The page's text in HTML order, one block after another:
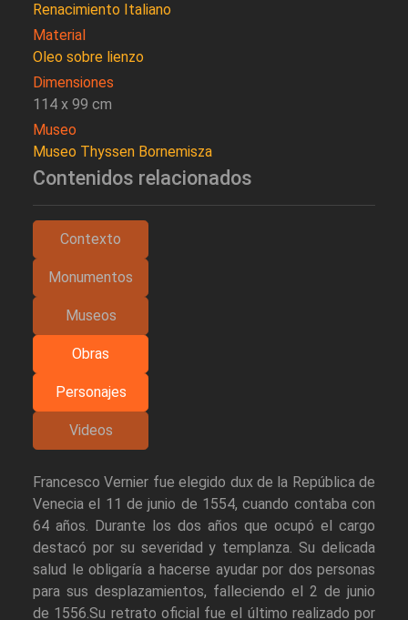
Renacimiento Italiano
Material
Oleo sobre lienzo
Dimensiones
114 x 99 cm
Museo
Museo Thyssen Bornemisza
Contenidos relacionados
Contexto
Monumentos
Museos
Obras
Personajes
Videos
Francesco Vernier fue elegido dux de la República de
Venecia el 11 de junio de 1554, cuando contaba con
64 años. Durante los dos años que ocupó el cargo
destacó por su severidad y templanza. Su delicada
salud le obligaría a hacerse ayudar por dos personas
para sus desplazamientos, falleciendo el 2 de junio
de 1556.Su retrato oficial fue el último realizado por